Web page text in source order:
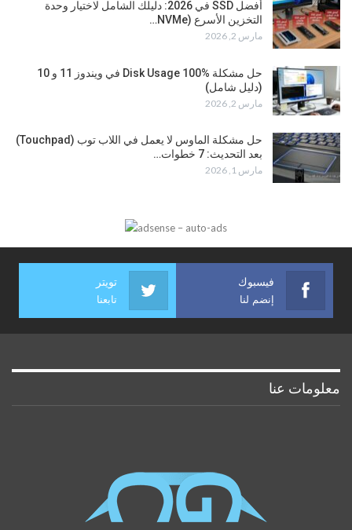
أفضل SSD في 2026: دليلك الشامل لاختيار وحدة
التخزين الأسرع (NVMe…
مارس 2, 2026
حل مشكلة Disk Usage 100% في ويندوز 11 و 10
(دليل شامل)
مارس 2, 2026
حل مشكلة الماوس لا يعمل في اللاب توب (Touchpad)
بعد التحديث: 7 خطوات…
مارس 1, 2026
فيسبوك
إنضم لنا
تويتر
تابعنا
معلومات عنا